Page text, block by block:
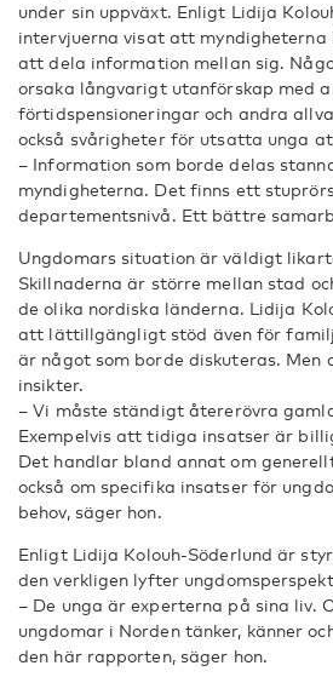
under sin uppväxt. Enligt Lidija
intervjuerna visat att
att dela information mellan sig.
orsaka långvarigt utanförskap med
förtidspensioneringar och andra
också svårigheter för utsatta unga
– Information som borde delas
myndigheterna. Det finns ett
departementsnivå. Ett bättre
Ungdomars situation är väldigt
Skillnaderna är större mellan stad
de olika nordiska länderna. Lidija
att lättillgängligt stöd även för
är något som borde diskuteras. Men
insikter.
– Vi måste ständigt återerövra
Exempelvis att tidiga insatser är
Det handlar bland annat om
också om specifika insatser för
behov, säger hon.
Enligt Lidija Kolouh-Söderlund är
den verkligen lyfter
– De unga är experterna på sina liv.
ungdomar i Norden tänker, känner
den här rapporten, säger hon.